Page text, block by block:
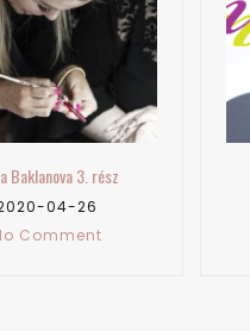
2018-01-26
No Comment